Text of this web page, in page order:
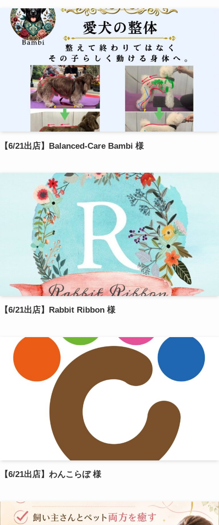
【6/21出店】Balanced-Care Bambi 様
【6/21出店】Rabbit Ribbon 様
【6/21出店】わんこらぼ 様